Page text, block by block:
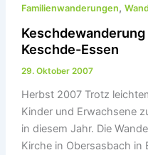
Familienwanderungen,
Keschde-Essen
29. Oktober 2007
Herbst 2007 Trotz
Kinder und Erwachsene
in diesem Jahr. Die
Kirche in Obersasbach in